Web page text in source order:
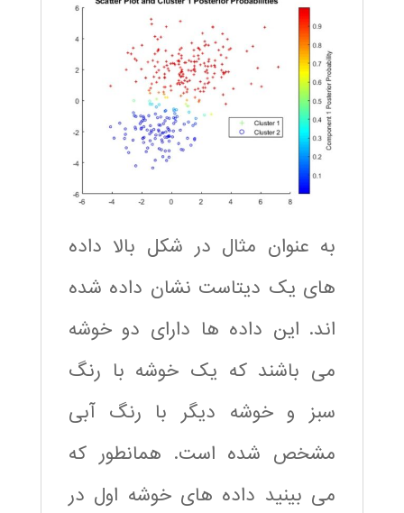
به عنوان مثال در شکل بالا داده
های یک دیتاست نشان داده شده
اند. این داده ها دارای دو خوشه
می باشند که یک خوشه با رنگ
سبز و خوشه دیگر با رنگ آبی
مشخص شده است. همانطور که
می بینید داده های خوشه اول در